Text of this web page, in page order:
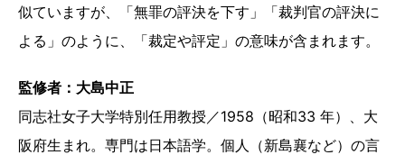
似ていますが、「無罪の評決を下す」「裁判官の評決に
よる」のように、「裁定や評定」の意味が含まれます。
監修者：大島中正
同志社女子大学特別任用教授／1958（昭和33 年）、大
阪府生まれ。専門は日本語学。個人（新島襄など）の言